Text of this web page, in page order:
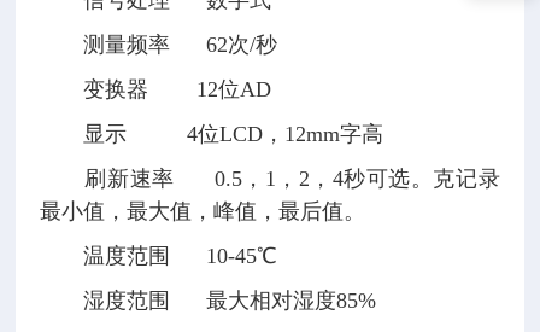
测量频率 62次/秒
变换器 12位AD
显示 4位LCD，12mm字高
刷新速率 0.5，1，2，4秒可选。克记录
最小值，最大值，峰值，最后值。
温度范围 10-45℃
湿度范围 最大相对湿度85%